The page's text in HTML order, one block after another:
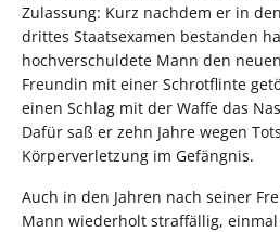
Zulassung: Kurz nachdem er in
drittes Staatsexamen bestanden
hochverschuldete Mann den
Freundin mit einer Schrotflinte
einen Schlag mit der Waffe das
Dafür saß er zehn Jahre wegen
Körperverletzung im Gefängnis.
Auch in den Jahren nach seiner
Mann wiederholt straffällig,